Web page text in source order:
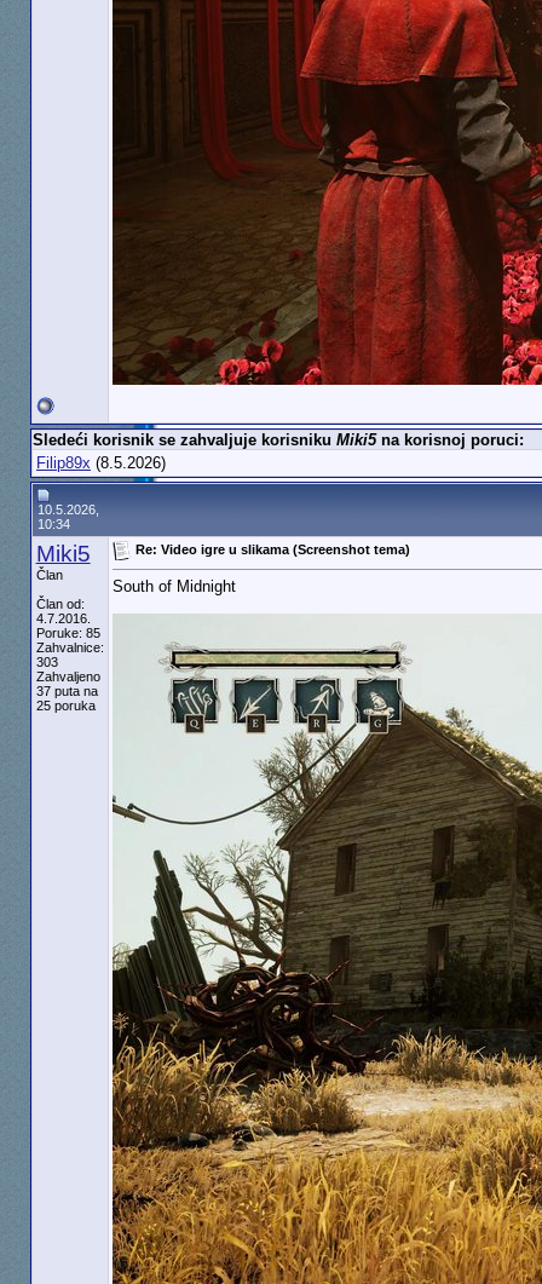
Sledeći korisnik se zahvaljuje korisniku Miki5na korisnoj poruci:
Filip89x (8.5.2026)
10.5.2026,
10:34
Miki5
Član
Član od:
4.7.2016.
Poruke: 85
Zahvalnice:
303
Zahvaljeno
37 puta na
25 poruka
Re: Video igre u slikama (Screenshot tema)
South of Midnight